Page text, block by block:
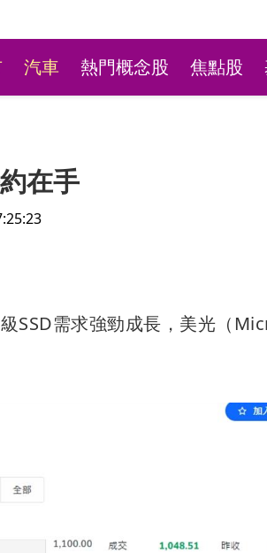
汽車 熱門概念股 焦點股
在手
SSD需求強勁成長，美光（
萬本吸經銷